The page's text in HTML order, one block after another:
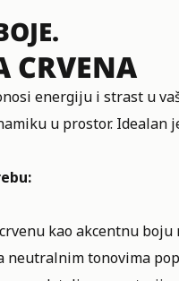
CRVENA
energiju i strast u
u prostor. Idealan
kao akcentnu
neutralnim tonovima